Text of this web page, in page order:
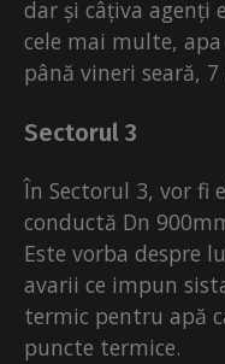
dar și câțiva agenți
cele mai multe,
până vineri seară,
Sectorul 3
În Sectorul 3, vor fi
conductă Dn
Este vorba despre
avarii ce impun
termic pentru apă
puncte termice.